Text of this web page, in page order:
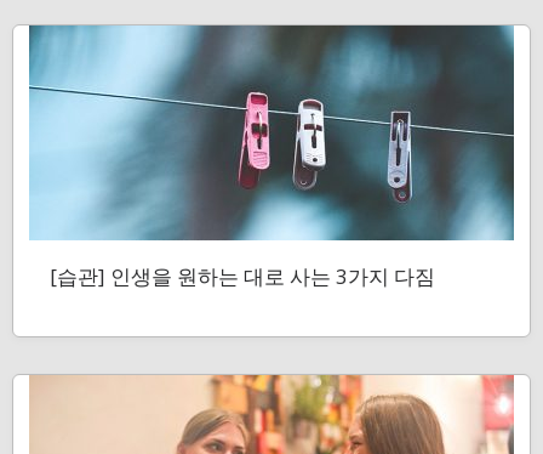
[습관] 인생을 원하는 대로 사는 3가지 다짐